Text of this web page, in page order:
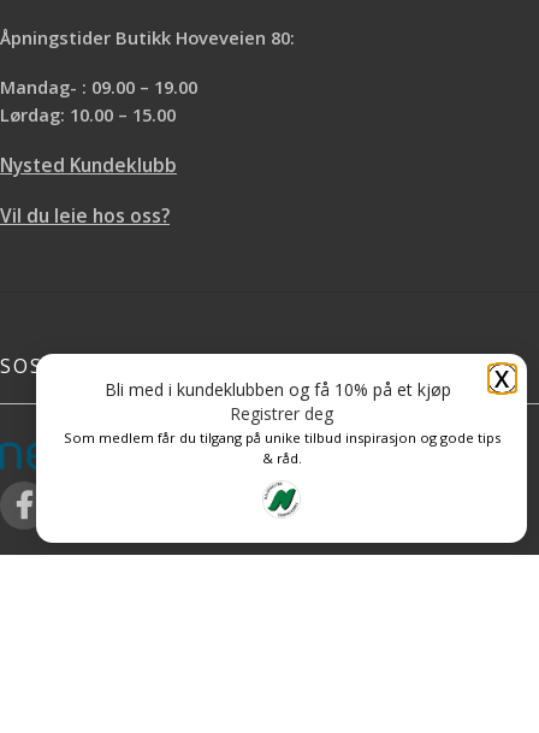
Åpningstider Butikk Hoveveien 80:
Mandag- : 09.00 – 19.00
Lørdag: 10.00 – 15.00
Nysted Kundeklubb
Vil du leie hos oss?
SOSIALE MEDIER X
Bli med i kundeklubben og få 10% på et kjøp
Registrer deg
Som medlem får du tilgang på unike tilbud inspirasjon og gode tips
& råd.